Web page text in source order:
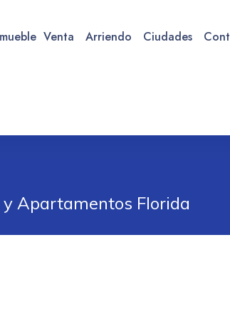
Venta Arriendo Ciudades
y Apartamentos Florida